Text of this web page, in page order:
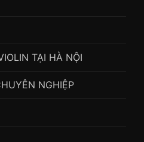
TẠI HÀ NỘI
NGHIỆP